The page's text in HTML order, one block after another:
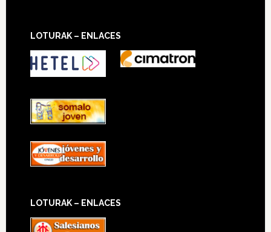
LOTURAK – ENLACES
LOTURAK – ENLACES